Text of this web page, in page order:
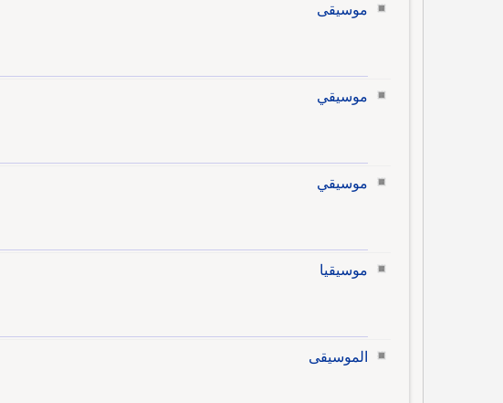
موسيقى
موسيقي
موسيقي
موسيقيا
الموسيقى